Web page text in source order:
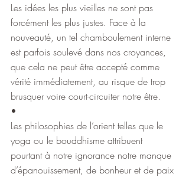
Les idées les plus vieilles ne sont pas
forcément les plus justes. Face à la
nouveauté, un tel chamboulement interne
est parfois soulevé dans nos croyances,
que cela ne peut être accepté comme
vérité immédiatement, au risque de trop
brusquer voire court-circuiter notre être.
•
Les philosophies de l’orient telles que le
yoga ou le bouddhisme attribuent
pourtant à notre ignorance notre manque
d’épanouissement, de bonheur et de paix